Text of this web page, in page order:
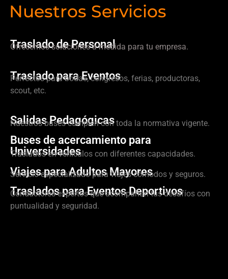
Nuestros Servicios
Traslado de Personal
Ofrecemos soluciones a medida para tu empresa.
Traslado para Eventos
Perfectos para bodas, congresos, ferias, productoras,
scout, etc.
Salidas Pedagógicas
Nuestros buses cumplen con toda la normativa vigente.
Buses de acercamiento para
Universidades
Traslados en vehículos con diferentes capacidades.
Viajes para Adultos Mayores
Servicio especializado para viajes cómodos y seguros.
Traslados para Eventos Deportivos
Conductores expertos que acompañan tus desafíos con
puntualidad y seguridad.